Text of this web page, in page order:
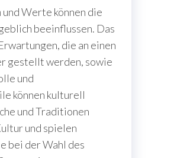
Werte können die
beeinflussen. Das
die an einen
gestellt werden, sowie
und
können kulturell
und Traditionen
und spielen
bei der Wahl des